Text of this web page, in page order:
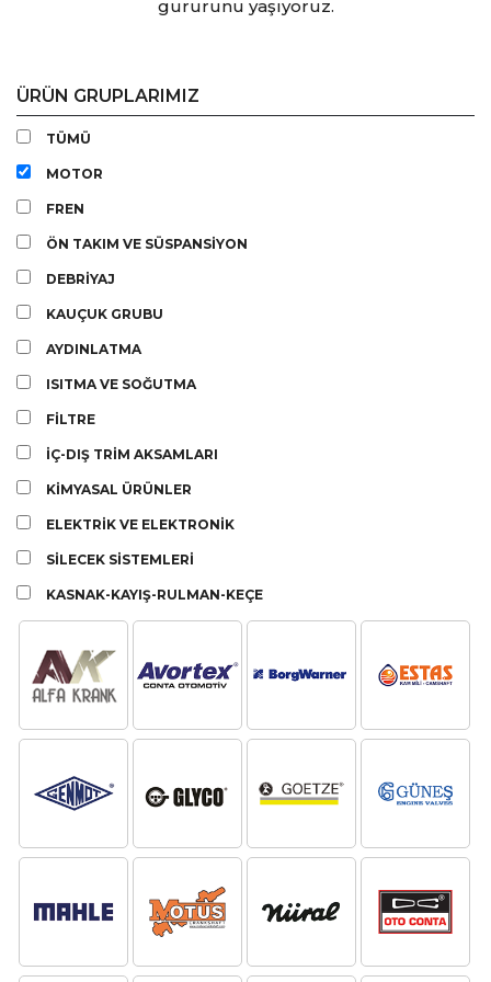
gururunu yaşıyoruz.
ÜRÜN GRUPLARIMIZ
TÜMÜ
MOTOR
FREN
ÖN TAKIM VE SÜSPANSİYON
DEBRİYAJ
KAUÇUK GRUBU
AYDINLATMA
ISITMA VE SOĞUTMA
FİLTRE
İÇ-DIŞ TRİM AKSAMLARI
KİMYASAL ÜRÜNLER
ELEKTRİK VE ELEKTRONİK
SİLECEK SİSTEMLERİ
KASNAK-KAYIŞ-RULMAN-KEÇE